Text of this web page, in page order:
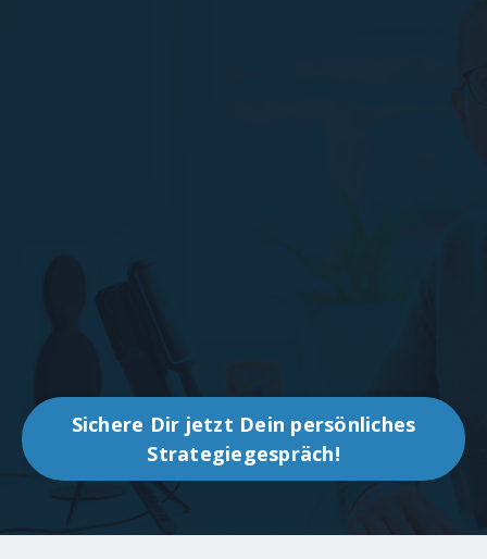
Unternehmer und ihre Führungskräfte konzipiert, die
Team die Werkzeuge und das Wissen, das Ihr
benötigt, um erfolgreich zu sein.
Sichere Dir jetzt Dein persönliches
Strategiegespräch!